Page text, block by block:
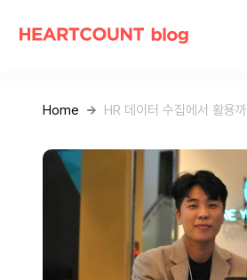
Home HR 데이터 수집에서 활용